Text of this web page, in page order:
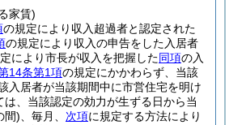
家賃)
の規定により収入超過者と認定された
の規定により収入の申告をした入居者
により市長が収入を把握した同項の入
14条第1項の規定にかかわらず、当該
入居者が当該期間中に市営住宅を明け
、当該認定の効力が生ずる日から当
間) 、毎月、 次項に規定する方法により